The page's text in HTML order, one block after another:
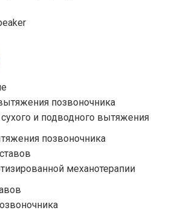
и подводного вытяжения
позвоночника
механотерапии